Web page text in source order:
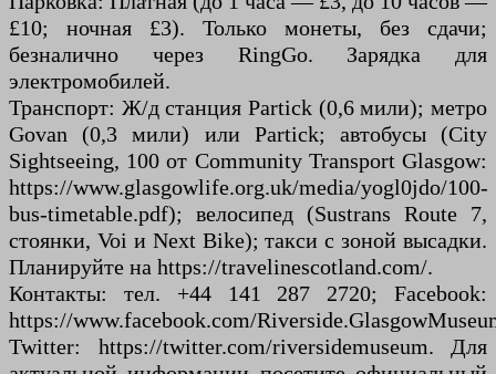
£10; ночная £3). Только монеты, без сдачи;
безналично через RingGo. Зарядка для
электромобилей.
Транспорт: Ж/д станция Partick (0,6 мили); метро
Govan (0,3 мили) или Partick; автобусы (City
Sightseeing, 100 от Community Transport Glasgow:
https://www.glasgowlife.org.uk/media/yogl0jdo/100-
bus-timetable.pdf); велосипед (Sustrans Route 7,
стоянки, Voi и Next Bike); такси с зоной высадки.
Планируйте на https://travelinescotland.com/.
Контакты: тел. +44 141 287 2720; Facebook:
https://www.facebook.com/
Twitter: https://twitter.com/riversidemuseum. Для